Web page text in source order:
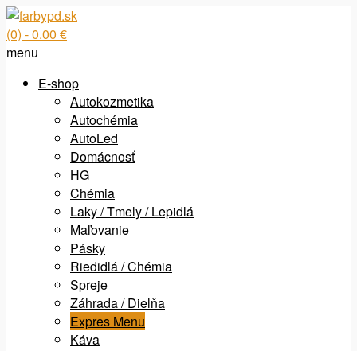
(0) - 0.00 €
menu
E-shop
Autokozmetika
Autochémia
AutoLed
Domácnosť
HG
Chémia
Laky / Tmely / Lepidlá
Maľovanie
Pásky
Riedidlá / Chémia
Spreje
Záhrada / Dielňa
Expres Menu
Káva